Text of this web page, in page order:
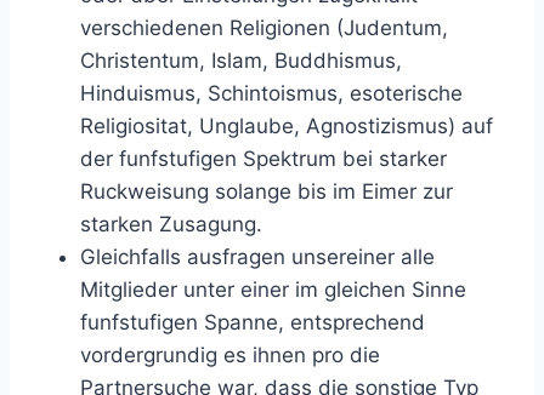
verschiedenen Religionen (Judentum,
Christentum, Islam, Buddhismus,
Hinduismus, Schintoismus, esoterische
Religiositat, Unglaube, Agnostizismus) auf
der funfstufigen Spektrum bei starker
Ruckweisung solange bis im Eimer zur
starken Zusagung.
Gleichfalls ausfragen unsereiner alle
Mitglieder unter einer im gleichen Sinne
funfstufigen Spanne, entsprechend
vordergrundig es ihnen pro die
Partnersuche war, dass die sonstige Typ